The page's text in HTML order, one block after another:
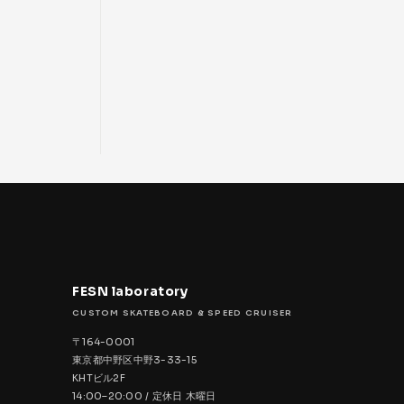
FESN laboratory
CUSTOM SKATEBOARD & SPEED CRUISER
〒164-0001
東京都中野区中野3-33-15
KHTビル2F
14:00–20:00 / 定休日 木曜日